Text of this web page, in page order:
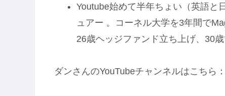
Youtube始めて半年ちょい（英語と
ュアー 。コーネル大学を3年間で
26歳ヘッジファンド立ち上げ、30歳
ダンさんのYouTubeチャンネルはこちら：